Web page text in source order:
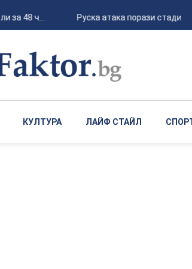
за 48 ч... Руска атака порази
КУЛТУРА ЛАЙФ СТАЙЛ